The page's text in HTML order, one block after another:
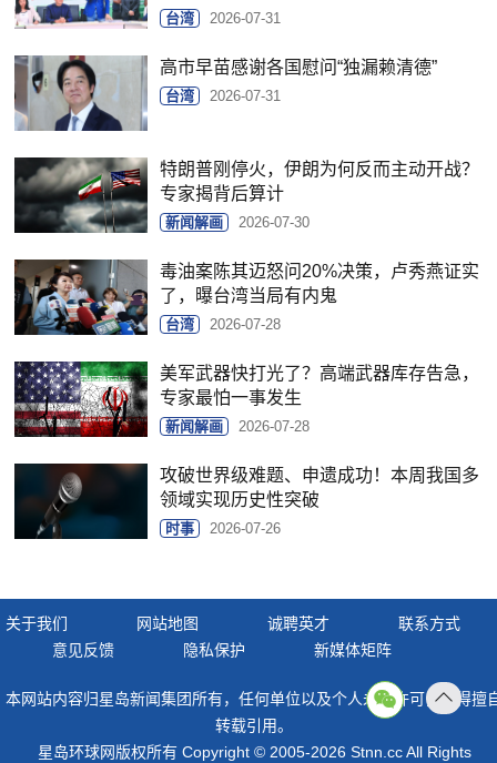
台湾 2026-07-31
高市早苗感谢各国慰问“独漏赖清德”
台湾 2026-07-31
特朗普刚停火，伊朗为何反而主动开战？
专家揭背后算计
新闻解画 2026-07-30
毒油案陈其迈怒问20%决策，卢秀燕证实
了，曝台湾当局有内鬼
台湾 2026-07-28
美军武器快打光了？高端武器库存告急，
专家最怕一事发生
新闻解画 2026-07-28
攻破世界级难题、申遗成功！本周我国多
领域实现历史性突破
时事 2026-07-26
关于我们 网站地图 诚聘英才
联系方式
意见反馈
隐私保护 新媒体矩阵
本网站内容归星岛新闻集团所有，任何单位以及个人未经许可，不得擅
转载引用。
星岛环球网版权所有 Copyright © 2005-2026 Stnn.cc All Rights
顶部